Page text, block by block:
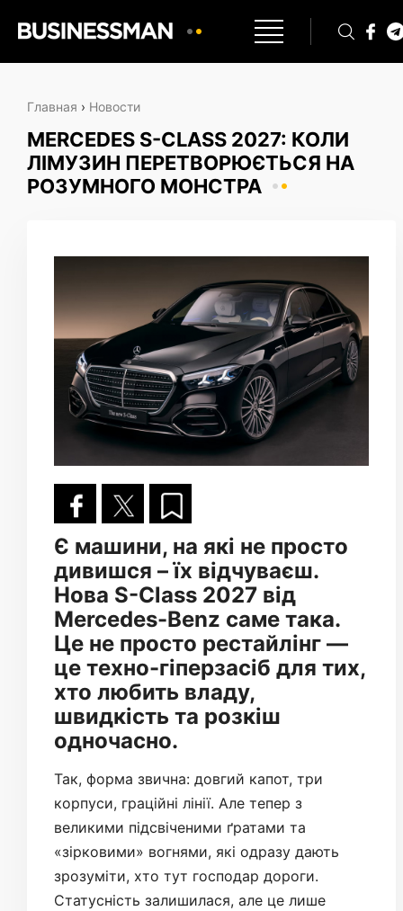
Главная › Новости
MERCEDES S-CLASS 2027: КОЛИ
ЛІМУЗИН ПЕРЕТВОРЮЄТЬСЯ НА
РОЗУМНОГО МОНСТРА
Є машини, на які не просто
дивишся – їх відчуваєш.
Нова S-Class 2027 від
Mercedes-Benz саме така.
Це не просто рестайлінг —
це техно-гіперзасіб для тих,
хто любить владу,
швидкість та розкіш
одночасно.
Так, форма звична: довгий капот, три
корпуси, граційні лінії. Але тепер з
великими підсвіченими ґратами та
«зірковими» вогнями, які одразу дають
зрозуміти, хто тут господар дороги.
Статусність залишилася, але це лише